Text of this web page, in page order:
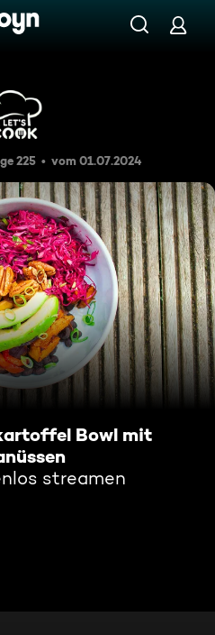
Einfache Süßkartoffel Bowl
225 vom 01.07.2024
Bowl mit
streamen